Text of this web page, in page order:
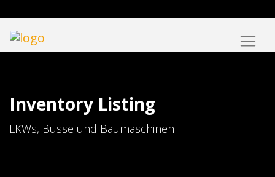
Inventory Listing
LKWs, Busse und Baumaschinen